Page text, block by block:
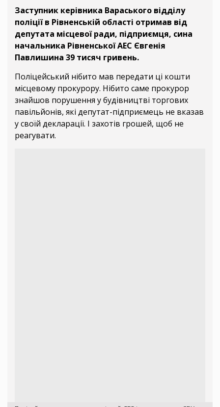
Заступник керівника Вараського відділу
поліції в Рівненській області отримав від
депутата місцевої ради, підприємця, сина
начальника Рівненської АЕС Євгенія
Павлишина 39 тисяч гривень.
Поліцейський нібито мав передати ці кошти
місцевому прокурору. Нібито саме прокурор
знайшов порушення у будівництві торгових
павільйонів, які депутат-підприємець не вказав
у своїй декларації. І захотів грошей, щоб не
реагувати.